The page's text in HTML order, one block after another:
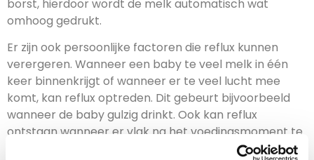
borst, hierdoor wordt de melk automatisch wat
omhoog gedrukt.
Er zijn ook persoonlijke factoren die reflux kunnen
verergeren. Wanneer een baby te veel melk in één
keer binnenkrijgt of wanneer er te veel lucht mee
komt, kan reflux optreden. Dit gebeurt bijvoorbeeld
wanneer de baby gulzig drinkt. Ook kan reflux
ontstaan wanneer er vlak na het voedingsmoment te